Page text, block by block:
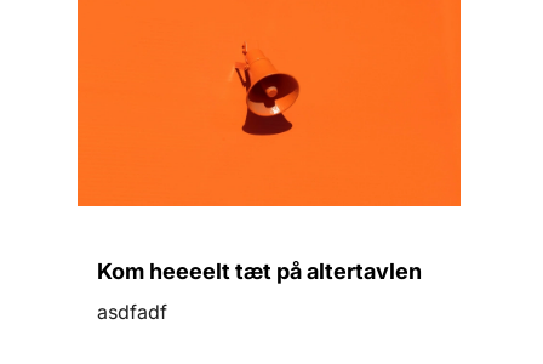
Kom heeeelt tæt på altertavlen
asdfadf